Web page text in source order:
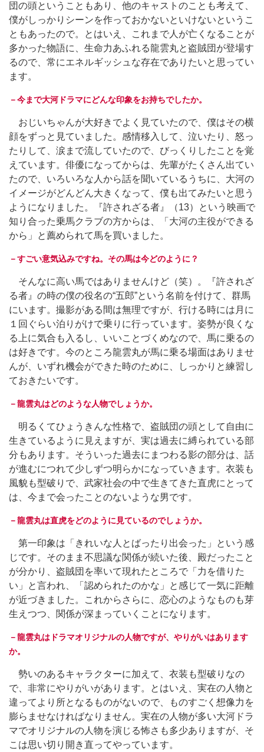
団の頭ということもあり、他のキャストのことも考えて、
僕がしっかりシーンを作っておかないといけないというこ
ともあったので。とはいえ、これまで人が亡くなることが
多かった物語に、生命力あふれる龍雲丸と盗賊団が登場す
るので、常にエネルギッシュな存在でありたいと思ってい
ます。
－今まで大河ドラマにどんな印象をお持ちでしたか。
おじいちゃんが大好きでよく見ていたので、僕はその横
顔をずっと見ていました。感情移入して、泣いたり、怒っ
たりして、涙まで流していたので、びっくりしたことを覚
えています。俳優になってからは、先輩がたくさん出てい
たので、いろいろな人から話を聞いているうちに、大河の
イメージがどんどん大きくなって、僕も出てみたいと思う
ようになりました。『許されざる者』（13）という映画で
知り合った乗馬クラブの方からは、「大河の主役ができる
から」と薦められて馬を買いました。
－すごい意気込みですね。その馬は今どのように？
そんなに高い馬ではありませんけど（笑）。『許されざ
る者』の時の僕の役名の“五郎”という名前を付けて、群馬
にいます。撮影がある間は無理ですが、行ける時には月に
１回ぐらい泊りがけで乗りに行っています。姿勢が良くな
る上に気合も入るし、いいことづくめなので、馬に乗るの
は好きです。今のところ龍雲丸が馬に乗る場面はありませ
んが、いずれ機会ができた時のために、しっかりと練習し
ておきたいです。
－龍雲丸はどのような人物でしょうか。
明るくてひょうきんな性格で、盗賊団の頭として自由に
生きているように見えますが、実は過去に縛られている部
分もあります。そういった過去にまつわる影の部分は、話
が進むにつれて少しずつ明らかになっていきます。衣装も
風貌も型破りで、武家社会の中で生きてきた直虎にとって
は、今まで会ったことのないような男です。
－龍雲丸は直虎をどのように見ているのでしょうか。
第一印象は「きれいな人とばったり出会った」という感
じです。そのまま不思議な関係が続いた後、殿だったこと
が分かり、盗賊団を率いて現れたところで「力を借りた
い」と言われ、「認められたのかな」と感じて一気に距離
が近づきました。これからさらに、恋心のようなものも芽
生えつつ、関係が深まっていくことになります。
－龍雲丸はドラマオリジナルの人物ですが、やりがいはあります
か。
勢いのあるキャラクターに加えて、衣装も型破りなの
で、非常にやりがいがあります。とはいえ、実在の人物と
違ってより所となるものがないので、ものすごく想像力を
膨らませなければなりません。実在の人物が多い大河ドラ
マでオリジナルの人物を演じる怖さも多少ありますが、そ
こは思い切り開き直ってやっています。